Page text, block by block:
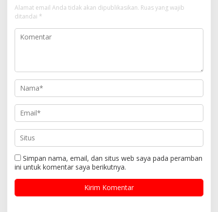
Alamat email Anda tidak akan dipublikasikan. Ruas yang wajib
ditandai *
Simpan nama, email, dan situs web saya pada peramban
ini untuk komentar saya berikutnya.